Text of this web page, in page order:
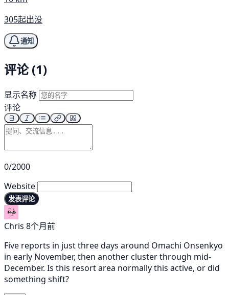
305起出没
通知
评论 (1)
显示名称
评论
0/2000
Website
发表评论
Chris 8个月前
Five reports in just three days around Omachi Onsenkyo
in early November, then another cluster through mid-
December. Is this resort area normally this active, or did
something shift?